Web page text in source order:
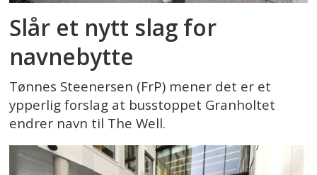
Slår et nytt slag for
navnebytte
Tønnes Steenersen (FrP) mener det er et
ypperlig forslag at busstoppet Granholtet
endrer navn til The Well.